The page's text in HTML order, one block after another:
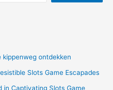
ontdekken
Slots Game Escapades
in Captivating Slots Game